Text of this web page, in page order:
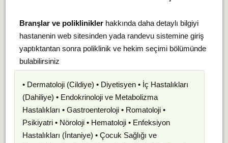
Branşlar ve polikliniklerhakkında daha detaylı bilgiyi
hastanenin web sitesinden yada randevu sistemine giriş
yaptıktantan sonra poliklinik ve hekim seçimi bölümünde
bulabilirsiniz
• Dermatoloji (Cildiye) • Diyetisyen • İç Hastalıkları
(Dahiliye) • Endokrinoloji ve Metabolizma
Hastalıkları • Gastroenteroloji • Romatoloji •
Psikiyatri • Nöroloji • Hematoloji • Enfeksiyon
Hastalıkları (İntaniye) • Çocuk Sağlığı ve